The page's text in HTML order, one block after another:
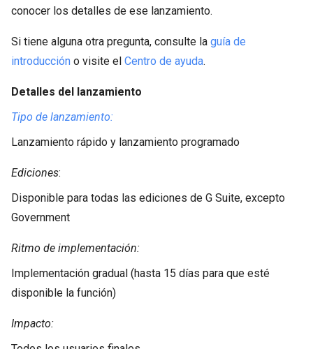
conocer los detalles de ese lanzamiento.
Si tiene alguna otra pregunta, consulte la guía de
introducción o visite el Centro de ayuda.
Detalles del lanzamiento
Tipo de lanzamiento:
Lanzamiento rápido y lanzamiento programado
Ediciones:
Disponible para todas las ediciones de G Suite, excepto
Government
Ritmo de implementación:
Implementación gradual (hasta 15 días para que esté
disponible la función)
Impacto: